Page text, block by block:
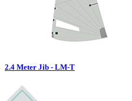
2.4 Meter Jib - LM-T